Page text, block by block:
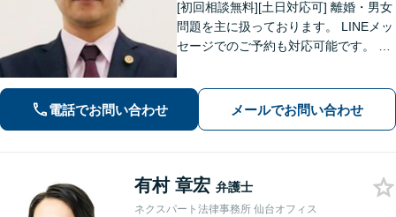
[初回相談無料][土日対応可] 離婚・男女
問題を主に扱っております。 LINEメッ
セージでのご予約も対応可能です。 LI
in.ee/uFqpYWb
電話でお問い合わせ メールでお問い合わせ
有村 章宏 弁護士
ネクスパート法律事務所 仙台オフィス